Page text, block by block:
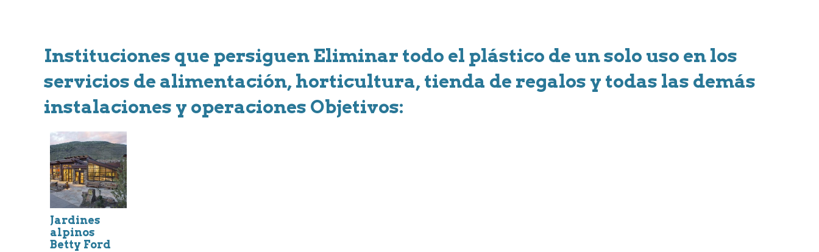
Instituciones que persiguen Eliminar todo el plástico de un solo uso en los
servicios de alimentación, horticultura, tienda de regalos y todas las demás
instalaciones y operaciones Objetivos:
Jardines
alpinos
Betty Ford